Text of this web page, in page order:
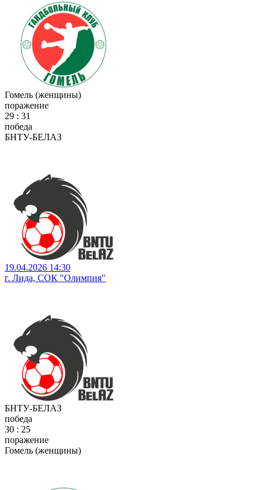
Гомель (женщины)
поражение
29 : 31
победа
БНТУ-БЕЛАЗ
19.04.2026 14:30
г. Лида, СОК "Олимпия"
БНТУ-БЕЛАЗ
победа
30 : 25
поражение
Гомель (женщины)